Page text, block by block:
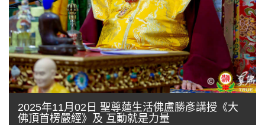
2025年11月02日 聖尊蓮生活佛盧勝彥講授《大
佛頂首楞嚴經》及 互動就是力量